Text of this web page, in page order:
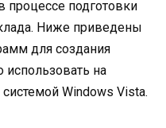
процессе подготовки
Ниже приведены
для создания
на
Windows Vista.